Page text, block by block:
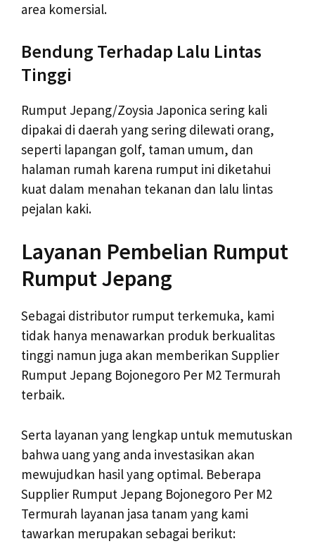
area komersial.
Bendung Terhadap Lalu Lintas
Tinggi
Rumput Jepang/Zoysia Japonica sering kali
dipakai di daerah yang sering dilewati orang,
seperti lapangan golf, taman umum, dan
halaman rumah karena rumput ini diketahui
kuat dalam menahan tekanan dan lalu lintas
pejalan kaki.
Layanan Pembelian Rumput
Rumput Jepang
Sebagai distributor rumput terkemuka, kami
tidak hanya menawarkan produk berkualitas
tinggi namun juga akan memberikan Supplier
Rumput Jepang Bojonegoro Per M2 Termurah
terbaik.
Serta layanan yang lengkap untuk memutuskan
bahwa uang yang anda investasikan akan
mewujudkan hasil yang optimal. Beberapa
Supplier Rumput Jepang Bojonegoro Per M2
Termurah layanan jasa tanam yang kami
tawarkan merupakan sebagai berikut: